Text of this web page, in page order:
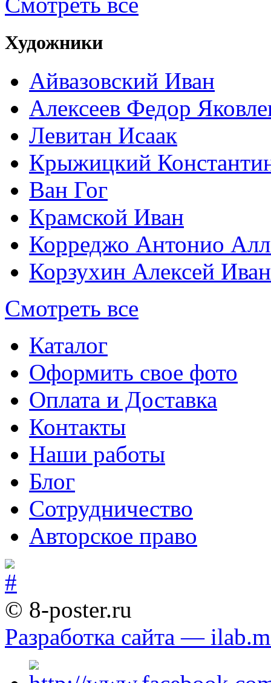
Художники
Айвазовский Иван
Алексеев Федор
Левитан Исаак
Крыжицкий
Ван Гог
Крамской Иван
Корреджо Антонио
Корзухин Алексей
Смотреть все
Каталог
Оформить свое фото
Оплата и Доставка
Контакты
Наши работы
Блог
Сотрудничество
Авторское право
© 8-poster.ru
Разработка сайта —